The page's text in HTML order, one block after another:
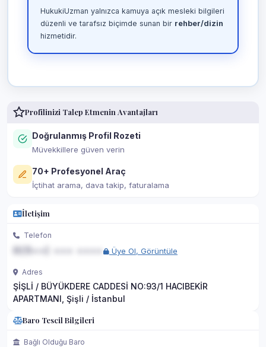
HukukiUzman yalnızca kamuya açık mesleki bilgileri
düzenli ve tarafsız biçimde sunan bir rehber/dizin
hizmetidir.
Profilinizi Talep Etmenin Avantajları
Doğrulanmış Profil Rozeti
Müvekkillere güven verin
70+ Profesyonel Araç
İçtihat arama, dava takip, faturalama
İletişim
Telefon
Üye Ol, Görüntüle
Adres
ŞİŞLİ / BÜYÜKDERE CADDESİ NO:93/1 HACIBEKİR
APARTMANI, Şişli / İstanbul
Baro Tescil Bilgileri
Bağlı Olduğu Baro